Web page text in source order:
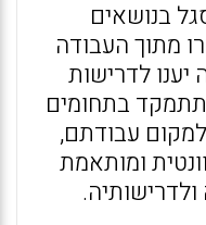
בנושאים
מתוך העבודה
לדרישות
בתחומים
עבודתם,
ומותאמת